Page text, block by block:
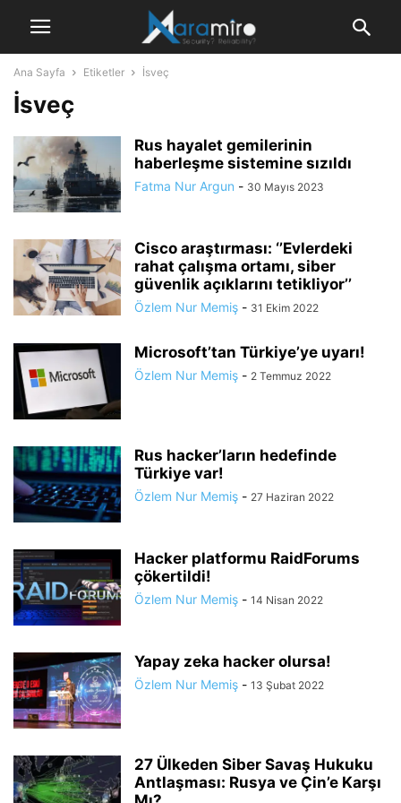
Ana Sayfa Etiketler İsveç
İsveç
Rus hayalet gemilerinin
haberleşme sistemine sızıldı
Fatma Nur Argun - 30 Mayıs 2023
Cisco araştırması: ‘’Evlerdeki
rahat çalışma ortamı, siber
güvenlik açıklarını tetikliyor’’
Özlem Nur Memiş - 31 Ekim 2022
Microsoft’tan Türkiye’ye uyarı!
Özlem Nur Memiş - 2 Temmuz 2022
Rus hacker’ların hedefinde
Türkiye var!
Özlem Nur Memiş - 27 Haziran 2022
Hacker platformu RaidForums
çökertildi!
Özlem Nur Memiş - 14 Nisan 2022
Yapay zeka hacker olursa!
Özlem Nur Memiş - 13 Şubat 2022
27 Ülkeden Siber Savaş Hukuku
Antlaşması: Rusya ve Çin’e Karşı